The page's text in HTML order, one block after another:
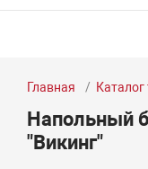
Главная
Напольный
"Викинг"